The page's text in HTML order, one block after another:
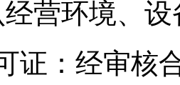
营环境、
证：经审核